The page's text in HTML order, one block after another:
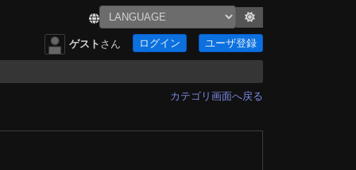
ゲスト さん ログイン ユーザ登録
カテゴリ画面へ戻る